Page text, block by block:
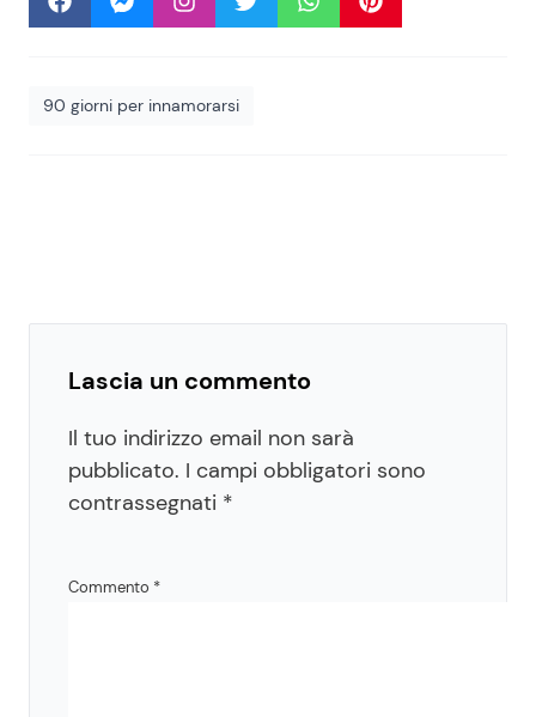
90 giorni per innamorarsi
Lascia un commento
Il tuo indirizzo email non sarà
pubblicato. I campi obbligatori sono
contrassegnati *
Commento *